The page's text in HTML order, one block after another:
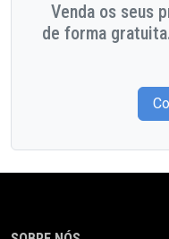
Venda os seus
de forma